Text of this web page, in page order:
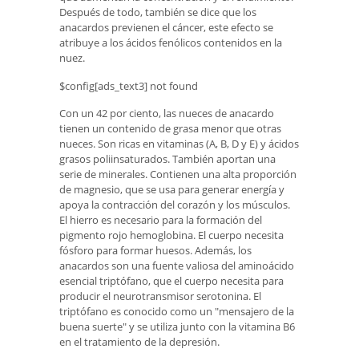
Después de todo, también se dice que los
anacardos previenen el cáncer, este efecto se
atribuye a los ácidos fenólicos contenidos en la
nuez.
$config[ads_text3] not found
Con un 42 por ciento, las nueces de anacardo
tienen un contenido de grasa menor que otras
nueces. Son ricas en vitaminas (A, B, D y E) y ácidos
grasos poliinsaturados. También aportan una
serie de minerales. Contienen una alta proporción
de magnesio, que se usa para generar energía y
apoya la contracción del corazón y los músculos.
El hierro es necesario para la formación del
pigmento rojo hemoglobina. El cuerpo necesita
fósforo para formar huesos. Además, los
anacardos son una fuente valiosa del aminoácido
esencial triptófano, que el cuerpo necesita para
producir el neurotransmisor serotonina. El
triptófano es conocido como un "mensajero de la
buena suerte" y se utiliza junto con la vitamina B6
en el tratamiento de la depresión.